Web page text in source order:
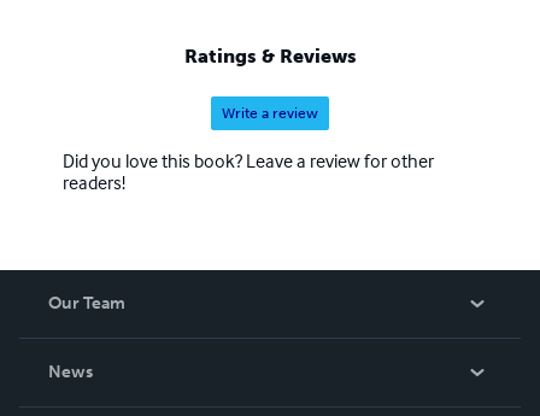
Ratings & Reviews
Write a review
Did you love this book? Leave a review for other
readers!
Our Team
News